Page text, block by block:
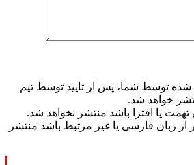
شده توسط شما، پس از تایید توسط تیم
خواهد شد.
تهمت یا افترا باشد منتشر نخواهد شد.
از زبان فارسی یا غیر مرتبط باشد منتشر